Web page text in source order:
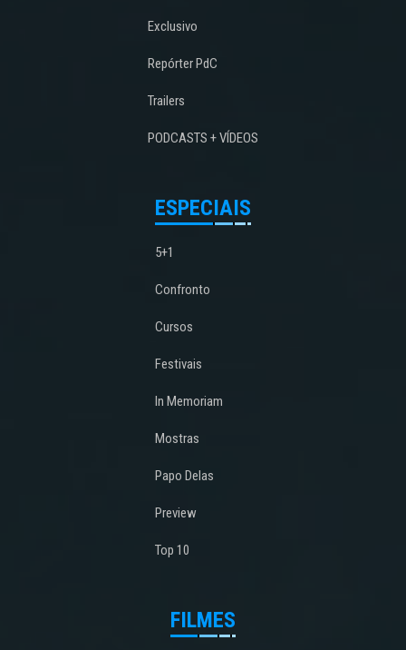
Exclusivo
Repórter PdC
Trailers
PODCASTS + VÍDEOS
ESPECIAIS
5+1
Confronto
Cursos
Festivais
In Memoriam
Mostras
Papo Delas
Preview
Top 10
FILMES